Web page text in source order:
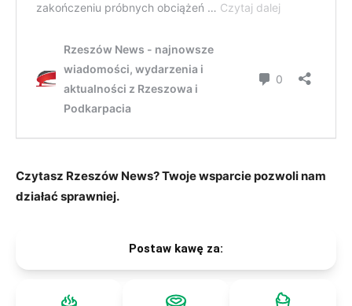
Czytasz Rzeszów News? Twoje wsparcie pozwoli nam
działać sprawniej.
Postaw kawę za: